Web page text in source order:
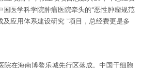
医学科学院肿瘤医院牵头的“恶性肿瘤规范
应用体系建设研究 ”项目，总经费更是多
院在海南博鳌乐城先行区落成。中国干细胞